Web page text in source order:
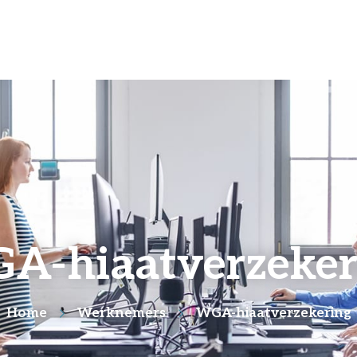
Home Werknemers WGA-hiaatverzekering